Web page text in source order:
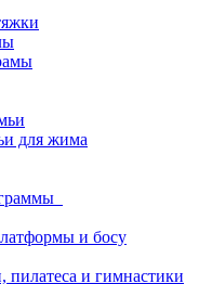
для жима
и босу
пилатеса и гимнастики